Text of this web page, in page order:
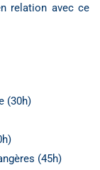
relation avec ce
(30h)
(45h)